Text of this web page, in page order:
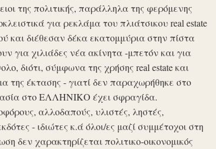
της πολιτικής, παράλληλα της φερόμενης
για ρεκλάμα του πλιάτσικου real estate
και διέθεσαν δέκα εκατομμύρια στην πίστα
για χιλιάδες νέα ακίνητα -μπετόν και για
διότι, σύμφωνα της χρήσης real estate και
της έκτασης - γιατί δεν παραχωρήθηκε στο
στο ΕΛΛΗΝΙΚΟ έχει σφραγίδα.
αλλοδαπούς, υλιστές, ληστές,
- ιδιώτες κ.ά όλοι/ες μαζί συμμέτοχοι στη
χαρακτηρίζεται πολιτικο-οικονομικός